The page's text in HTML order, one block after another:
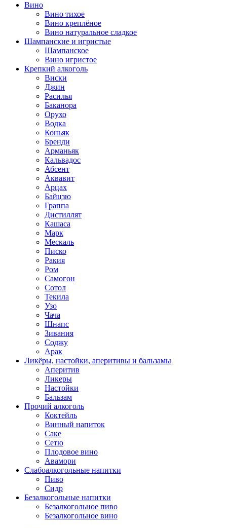
Вино
Вино тихое
Вино креплёное
Вино натуральное сладкое
Шампанские и игристые
Шампанское
Вино игристое
Крепкий алкоголь
Виски
Джин
Расилья
Баканора
Орухо
Водка
Коньяк
Бренди
Арманьяк
Кальвадос
Абсент
Аквавит
Арцах
Байцзю
Граппа
Дистиллят
Кашаса
Марк
Мескаль
Писко
Ракия
Ром
Самогон
Сотол
Текила
Узо
Чача
Шнапс
Зивания
Соджу
Арак
Ликёры, настойки, аперитивы и бальзамы
Аперитив
Ликеры
Настойки
Бальзам
Прочий алкоголь
Коктейль
Винный напиток
Саке
Сетю
Плодовое вино
Авамори
Слабоалкогольные напитки
Пиво
Сидр
Безалкогольные напитки
Безалкогольное пиво
Безалкогольное вино